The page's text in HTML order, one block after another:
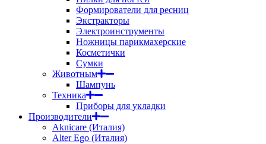
Формирователи для ресниц
Экстракторы
Электроинструменты
Ножницы парикмахерские
Косметички
Сумки
Животным
Шампунь
Техника
Приборы для укладки
Производители
Aknicare (Италия)
Alter Ego (Италия)